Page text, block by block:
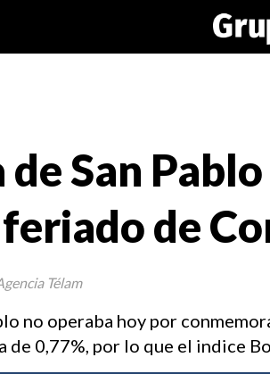
de San
de
no operaba hoy por
de 0,77%, por lo que el indice
Télam